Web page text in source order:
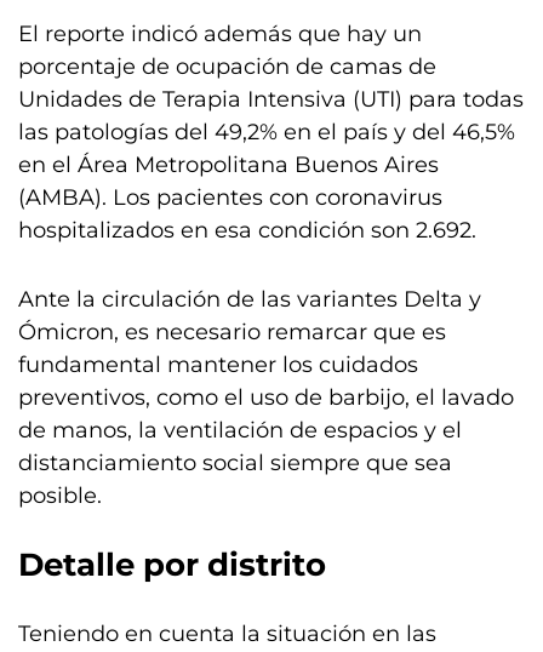
El reporte indicó además que hay un
porcentaje de ocupación de camas de
Unidades de Terapia Intensiva (UTI) para todas
las patologías del 49,2% en el país y del 46,5%
en el Área Metropolitana Buenos Aires
(AMBA). Los pacientes con coronavirus
hospitalizados en esa condición son 2.692.
Ante la circulación de las variantes Delta y
Ómicron, es necesario remarcar que es
fundamental mantener los cuidados
preventivos, como el uso de barbijo, el lavado
de manos, la ventilación de espacios y el
distanciamiento social siempre que sea
posible.
Detalle por distrito
Teniendo en cuenta la situación en las